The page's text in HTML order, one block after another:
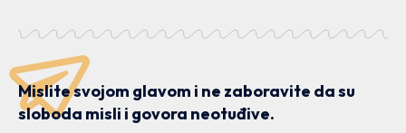
Mislite svojom glavom i ne zaboravite da su
sloboda misli i govora neotuđive.